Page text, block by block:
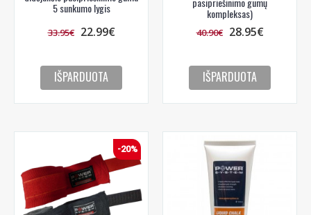
5 sunkumo lygis
33.95€ 22.99€
IŠPARDUOTA
kompleksas)
40.90€ 28.95€
IŠPARDUOTA
-20%